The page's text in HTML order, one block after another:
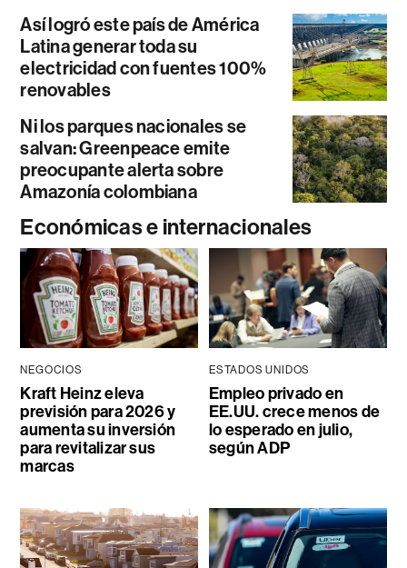
Así logró este país de América
Latina generar toda su
electricidad con fuentes 100%
renovables
Ni los parques nacionales se
salvan: Greenpeace emite
preocupante alerta sobre
Amazonía colombiana
Económicas e internacionales
NEGOCIOS
Kraft Heinz eleva
previsión para 2026 y
aumenta su inversión
para revitalizar sus
marcas
ESTADOS UNIDOS
Empleo privado en
EE.UU. crece menos de
lo esperado en julio,
según ADP